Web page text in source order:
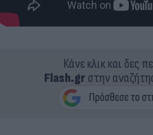
Κάνε κλικ και δες
Flash.grστην